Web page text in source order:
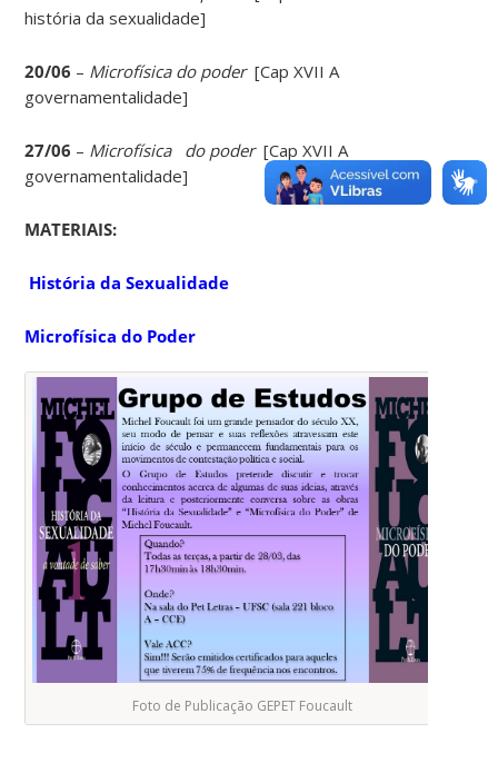
história da sexualidade]
20/06 – Microfísica do poder[Cap XVII A
governamentalidade]
27/06 – Microfísica do poder[Cap XVII A
governamentalidade]
MATERIAIS:
História da Sexualidade
Microfísica do Poder
Foto de Publicação GEPET Foucault